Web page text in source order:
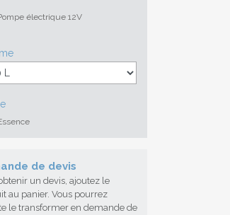
électrique 12V
de devis
un devis, ajoutez le
au panier. Vous pourrez
le transformer en demande de